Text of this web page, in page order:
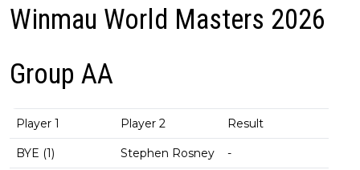
Winmau World Masters 2026
Group AA
Player 1 Player 2 Result
BYE (1) Stephen Rosney -